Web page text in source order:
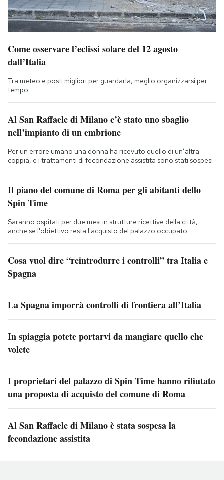
Come osservare l’eclissi solare del 12 agosto
dall’Italia
Tra meteo e posti migliori per guardarla, meglio organizzarsi per
tempo
Al San Raffaele di Milano c’è stato uno sbaglio
nell’impianto di un embrione
Per un errore umano una donna ha ricevuto quello di un’altra
coppia, e i trattamenti di fecondazione assistita sono stati sospesi
Il piano del comune di Roma per gli abitanti dello
Spin Time
Saranno ospitati per due mesi in strutture ricettive della città,
anche se l'obiettivo resta l'acquisto del palazzo occupato
Cosa vuol dire “reintrodurre i controlli” tra Italia e
Spagna
La Spagna imporrà controlli di frontiera all’Italia
In spiaggia potete portarvi da mangiare quello che
volete
I proprietari del palazzo di Spin Time hanno rifiutato
una proposta di acquisto del comune di Roma
Al San Raffaele di Milano è stata sospesa la
fecondazione assistita